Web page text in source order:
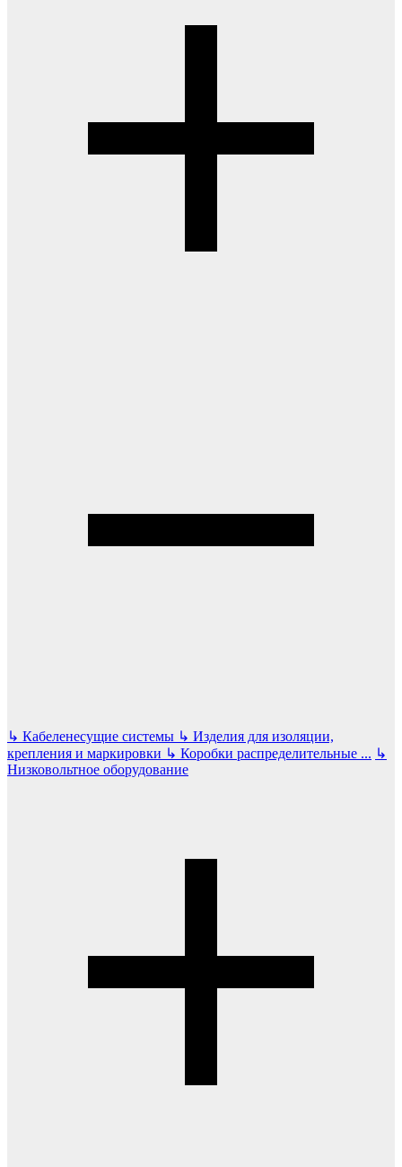
↳ Кабеленесущие системы ↳ Изделия для изоляции,
крепления и маркировки ↳ Коробки распределительные ... ↳
Низковольтное оборудование